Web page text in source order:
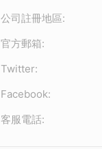
公司註冊地區:
官方郵箱:
Twitter:
Facebook:
客服電話: